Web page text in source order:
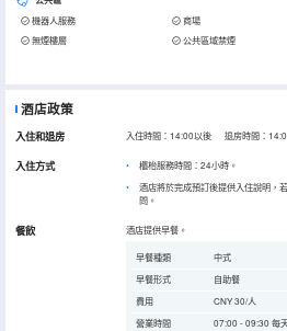
機器人服務 商場
無煙樓層
公共區域禁煙
酒店政策
入住和退房 入住時間：14:00以後 退房時間：
入住方式
櫃枱服務時間：24小時。
酒店將於完成預訂後提供入住說明，
問。
餐飲 酒店提供早餐。
早餐種類
中式
早餐形式
自助餐
費用
CNY 30/人
營業時間
07:00 - 09:30 每